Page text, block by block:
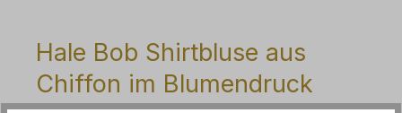
Hale Bob Shirtbluse aus
Chiffon im Blumendruck